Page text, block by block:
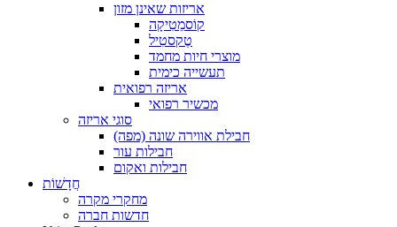
אריזות שאינן מזון
קוֹסמֵטִיקָה
טֶקסטִיל
מוצרי חיות מחמד
תעשייה כימית
אריזה רפואית
מכשיר רפואי
סוגי אריזה
חבילת אווירה שונה (מפה)
חבילות עור
חבילות ואקום
חֲדָשׁוֹת
מחקרי מקרה
חדשות חברה